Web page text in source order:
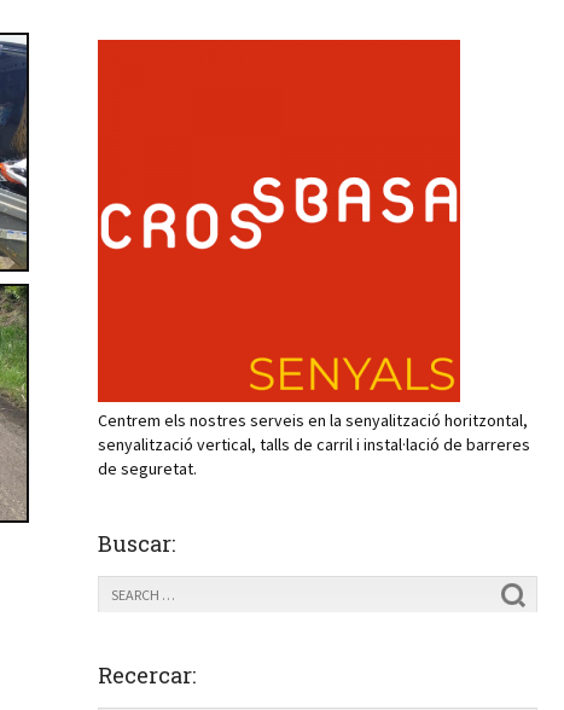
Centrem els nostres serveis en la senyalització horitzontal,
senyalització vertical, talls de carril i instal·lació de barreres
de seguretat.
Buscar:
Recercar: